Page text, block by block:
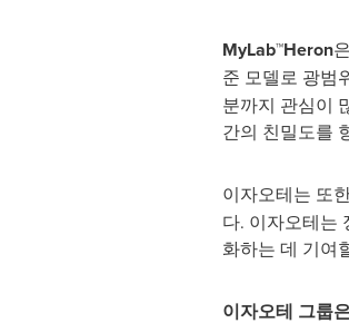
MyLab™Heron
준 모델로 광범
분까지 관심이
간의 친밀도를
이자오테는 또
다. 이자오테는
화하는 데 기여
이자오테 그룹